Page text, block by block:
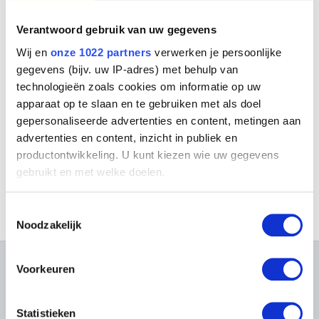
Verantwoord gebruik van uw gegevens
Wij en onze 1022 partners verwerken je persoonlijke
gegevens (bijv. uw IP-adres) met behulp van
technologieën zoals cookies om informatie op uw
apparaat op te slaan en te gebruiken met als doel
gepersonaliseerde advertenties en content, metingen aan
advertenties en content, inzicht in publiek en
productontwikkeling. U kunt kiezen wie uw gegevens
gebruikt en met welke doelen.
Informatie verzamelen over uw geografische
locatie, die tot een paar meter nauwkeurig kan zijn
scannen op specifieke eigenschappen (fingerprinting)
detailgedeeltein.
Noodzakelijk
Voorkeuren
Statistieken
Sint-Gillis / Brussel 1879 - Elsene / Brussel 1963
Schaarbeek / Brussel 1852 - Elsene / Brussel 1940
Cambier Louis Gustave
Brussel 1874 - Elsene / Brussel 1949
Cambier Nestor
Campagnola Domenico
Venetië (Italië)? 1500 - Padua (Italië) 1564
Camphuysen Dirk Rafaelsz.
Campi Giulio
Portret van Lieven Bauwens
Félix Cogen
OVER DE MUSEA
Veelgestelde vragen